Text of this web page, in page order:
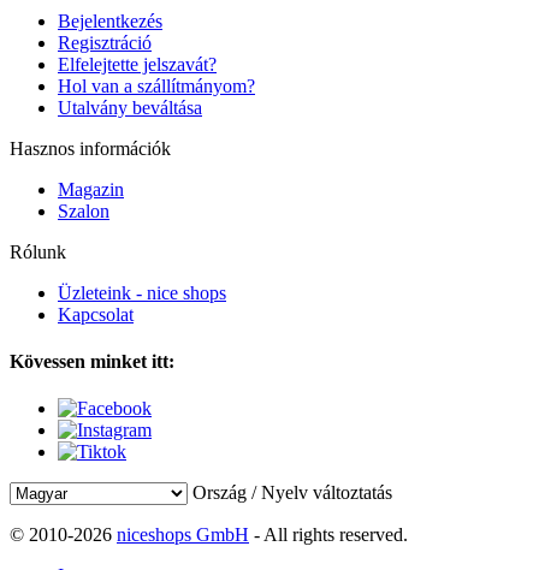
Bejelentkezés
Regisztráció
Elfelejtette jelszavát?
Hol van a szállítmányom?
Utalvány beváltása
Hasznos információk
Magazin
Szalon
Rólunk
Üzleteink - nice shops
Kapcsolat
Kövessen minket itt:
Ország / Nyelv változtatás
© 2010-2026 niceshops GmbH - All rights reserved.